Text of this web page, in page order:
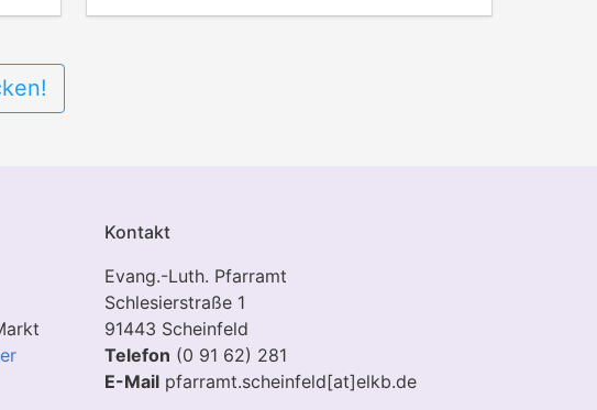
Kontakt
Evang.-Luth. Pfarramt
Schlesierstraße 1
91443 Scheinfeld
Telefon (0 91 62) 281
E-Mail pfarramt.scheinfeld[at]elkb.de